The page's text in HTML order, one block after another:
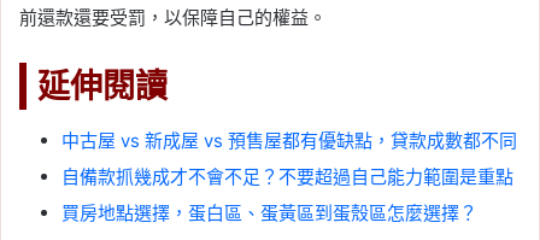
前還款還要受罰，以保障自己的權益。
延伸閱讀
中古屋 vs 新成屋 vs 預售屋都有優缺點，貸款成數都不同
自備款抓幾成才不會不足？不要超過自己能力範圍是重點
買房地點選擇，蛋白區、蛋黃區到蛋殼區怎麼選擇？